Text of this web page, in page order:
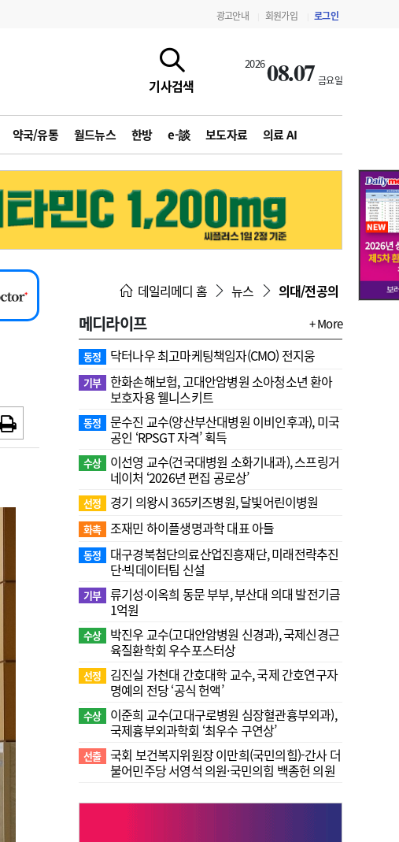
광고안내 회원가입 로그인
기사검색
202608.07 금요일
약국/유통 월드뉴스 한방 e-談 보도자료 의료 AI
지침·기준·평가 약제급여 심사 결과
데일리메디 홈 뉴스 의대/전공의
메디라이프 + More
동정 닥터나우 최고마케팅책임자(CMO) 전지웅
기부 한화손해보험, 고대안암병원 소아청소년 환아
보호자용 웰니스키트
동정
문수진 교수( 양산부산대병원 이비인후과), 미국
공인 ‘RPSGT 자격’ 획득
수상
이선영 교수(건국대병원 소화기내과), 스프링거
네이처 ‘2026년 편집 공로상’
선정 경기 의왕시 365키즈병원, 달빛어린이병원
화촉 조재민 하이플생명과학 대표 아들
동정
대구경북첨단의료산업진흥재단, 미래전략추진
단·빅데이터팀 신설
기부 류기성·이옥희 동문 부부, 부산대 의대 발전기금
1억원
수상
박진우 교수(고대안암병원 신경과), 국제신경근
육질환학회 우수포스터상
선정
김진실 가천대 간호대학 교수, 국제 간호연구자
명예의 전당 ‘공식 헌액’
수상
이준희 교수(고대구로병원 심장혈관흉부외과),
국제흉부외과학회 ‘최우수 구연상’
선출 국회 보건복지위원장 이만희(국민의힘)-간사 더
불어민주당 서영석 의원·국민의힘 백종헌 의원